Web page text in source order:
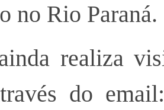
no Rio Paraná.
realiza
do